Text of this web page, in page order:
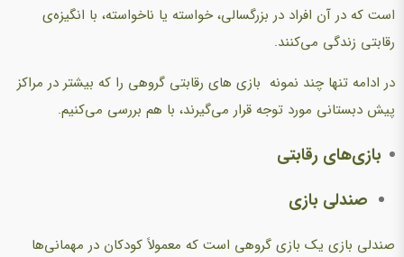
است که در آن افراد در بزرگسالی، خواسته یا ناخواسته، با انگیزه‌ی
رقابتی زندگی می‌کنند.
در ادامه تنها چند نمونه بازی های رقابتی گروهی را که بیشتر در مراکز
پیش دبستانی مورد توجه قرار می‌گیرند، با هم بررسی می‌کنیم.
بازی‌های رقابتی
صندلی بازی
صندلی بازی یک بازی گروهی است که معمولاً کودکان در مهمانی‌ها